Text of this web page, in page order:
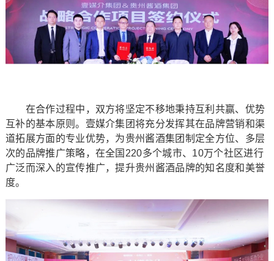
在合作过程中，双方将坚定不移地秉持互利共赢、优势
互补的基本原则。壹媒介集团将充分发挥其在品牌营销和渠
道拓展方面的专业优势，为贵州酱酒集团制定全方位、多层
次的品牌推广策略，在全国220多个城市、10万个社区进行
广泛而深入的宣传推广，提升贵州酱酒品牌的知名度和美誉
度。